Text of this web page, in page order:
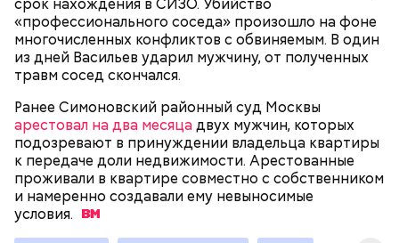
срок нахождения в СИЗО. Убийство
«профессионального соседа» произошло на фоне
многочисленных конфликтов с обвиняемым. В один
из дней Васильев ударил мужчину, от полученных
травм сосед скончался.
Ранее Симоновский районный суд Москвы
арестовал на два месяцадвух мужчин, которых
подозревают в принуждении владельца квартиры
к передаче доли недвижимости. Арестованные
проживали в квартире совместно с собственником
и намеренно создавали ему невыносимые
условия.
— Гасанов, являясь индивидуальным
предпринимателем, осуществлял
предпринимательскую деятельность в области
продажи и размещения рекламы в социальных
сетях. С целью сокрытия своих доходов часть
денежных средств от спонсоров розыгрышей,
покупателей различных мотивационных курсов и
прогнозов ставок на спорт Гасанов получал на
Следующим подопытным стал друг детства
Миссюры Константин. 3 февраля того же года,
когда молодые люди ехали вместе в машине,
подозреваемый угостил приятеля морсом с
этиленгликолем. Через два дня Константин умер в
больнице.